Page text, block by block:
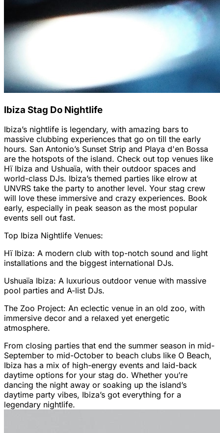
Ibiza Stag Do Nightlife
Ibiza’s nightlife is legendary, with amazing bars to
massive clubbing experiences that go on till the early
hours. San Antonio’s Sunset Strip and Playa d'en Bossa
are the hotspots of the island. Check out top venues like
Hï Ibiza and Ushuaïa, with their outdoor spaces and
world-class DJs. Ibiza’s themed parties like elrow at
UNVRS take the party to another level. Your stag crew
will love these immersive and crazy experiences. Book
early, especially in peak season as the most popular
events sell out fast.
Top Ibiza Nightlife Venues:
Hï Ibiza: A modern club with top-notch sound and light
installations and the biggest international DJs.
Ushuaïa Ibiza: A luxurious outdoor venue with massive
pool parties and A-list DJs.
The Zoo Project: An eclectic venue in an old zoo, with
immersive decor and a relaxed yet energetic
atmosphere.
From closing parties that end the summer season in mid-
September to mid-October to beach clubs like O Beach,
Ibiza has a mix of high-energy events and laid-back
daytime options for your stag do. Whether you’re
dancing the night away or soaking up the island’s
daytime party vibes, Ibiza’s got everything for a
legendary nightlife.